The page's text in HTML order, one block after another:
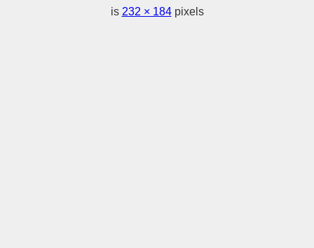
is 232 × 184pixels